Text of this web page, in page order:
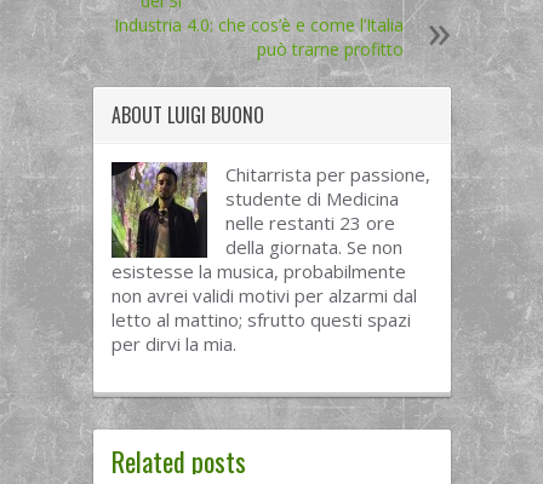
Industria 4.0: che cos’è e come l’Italia
può trarne profitto
ABOUT LUIGI BUONO
Chitarrista per passione,
studente di Medicina
nelle restanti 23 ore
della giornata. Se non
esistesse la musica, probabilmente
non avrei validi motivi per alzarmi dal
letto al mattino; sfrutto questi spazi
per dirvi la mia.
Related posts